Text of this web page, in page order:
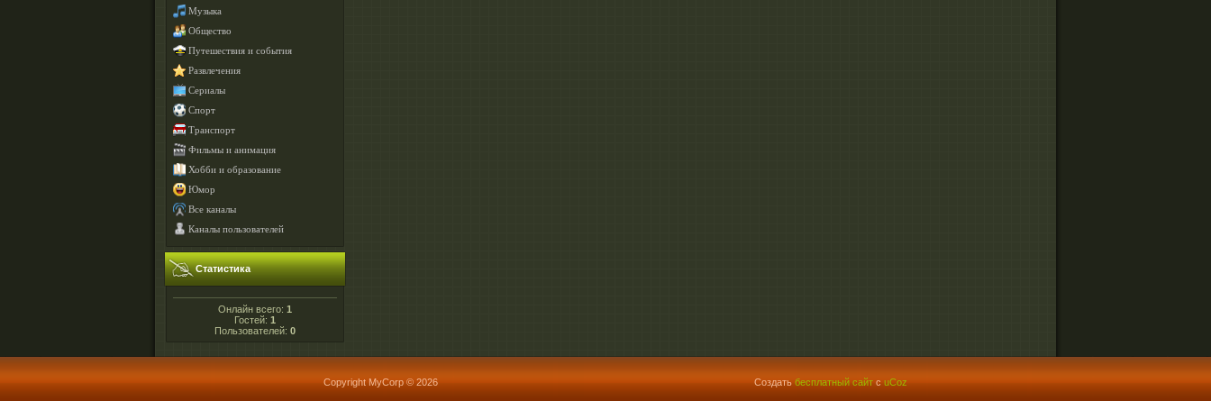
Музыка
Общество
Путешествия и события
Развлечения
Сериалы
Спорт
Транспорт
Фильмы и анимация
Хобби и образование
Юмор
Все каналы
Каналы пользователей
Статистика
Онлайн всего: 1
Гостей: 1
Пользователей: 0
Copyright MyCorp © 2026 Создать бесплатный сайт с uCoz